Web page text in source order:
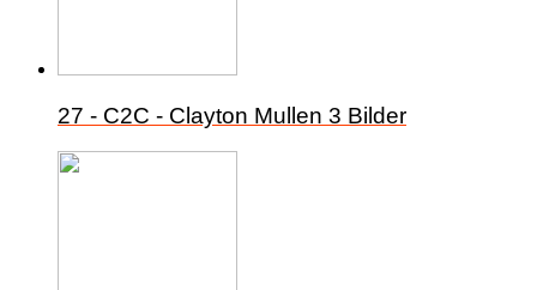
27 - C2C - Clayton Mullen 3 Bilder